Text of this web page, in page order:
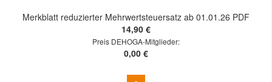
Merkblatt reduzierter Mehrwertsteuersatz ab 01.01.26 PDF
14,90 €
Preis DEHOGA-Mitglieder:
0,00 €